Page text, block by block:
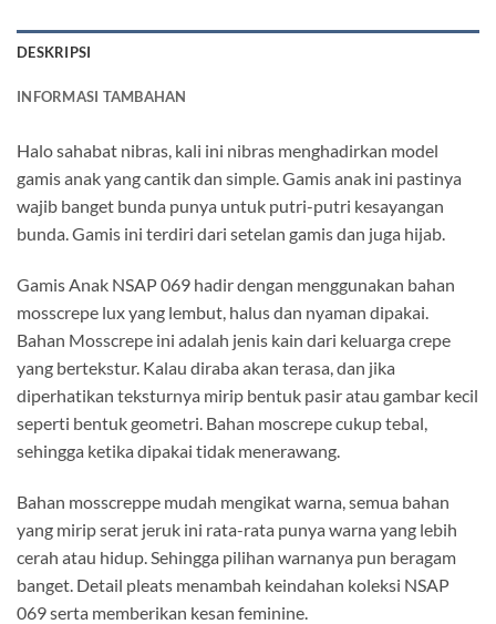
DESKRIPSI
INFORMASI TAMBAHAN
Halo sahabat nibras, kali ini nibras menghadirkan model
gamis anak yang cantik dan simple. Gamis anak ini pastinya
wajib banget bunda punya untuk putri-putri kesayangan
bunda. Gamis ini terdiri dari setelan gamis dan juga hijab.
Gamis Anak NSAP 069 hadir dengan menggunakan bahan
mosscrepe lux yang lembut, halus dan nyaman dipakai.
Bahan Mosscrepe ini adalah jenis kain dari keluarga crepe
yang bertekstur. Kalau diraba akan terasa, dan jika
diperhatikan teksturnya mirip bentuk pasir atau gambar kecil
seperti bentuk geometri. Bahan moscrepe cukup tebal,
sehingga ketika dipakai tidak menerawang.
Bahan mosscreppe mudah mengikat warna, semua bahan
yang mirip serat jeruk ini rata-rata punya warna yang lebih
cerah atau hidup. Sehingga pilihan warnanya pun beragam
banget. Detail pleats menambah keindahan koleksi NSAP
069 serta memberikan kesan feminine.